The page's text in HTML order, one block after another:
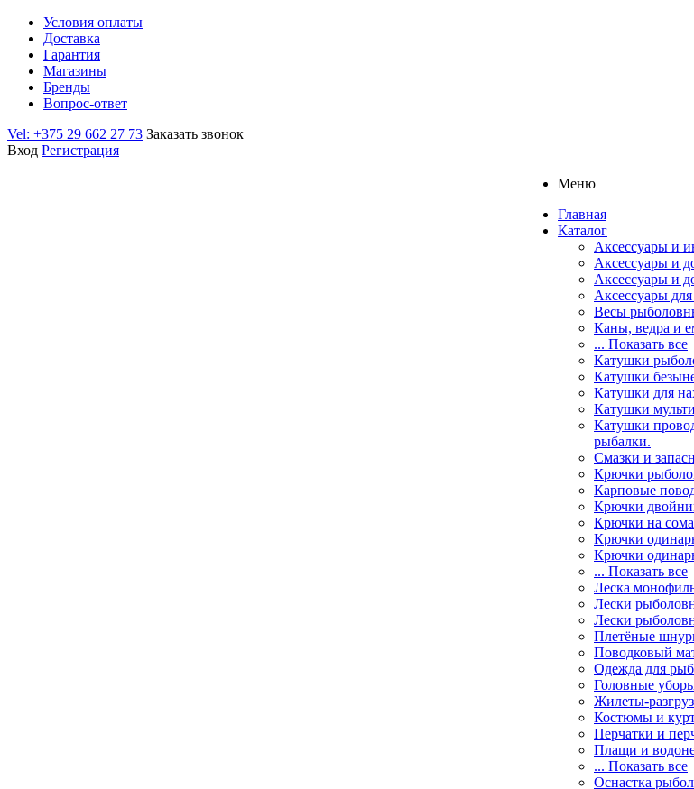
Условия оплаты
Доставка
Гарантия
Магазины
Бренды
Вопрос-ответ
Vel: +375 29 662 27 73 Заказать звонок
Вход Регистрация
Меню
Главная
Каталог
Аксессуары и
Аксессуары и
Аксессуары и
Аксессуары
Весы
Каны, ведра и
... Показать все
Катушки
Катушки
Катушки для
Катушки
Катушки
рыбалки.
Смазки и
Крючки
Карповые
Крючки
Крючки на сома
Крючки
Крючки
... Показать все
Леска
Лески
Лески
Плетёные
Поводковый
Одежда для
Головные
Жилеты-
Костюмы и
Перчатки и
Плащи и
... Показать все
Оснастка